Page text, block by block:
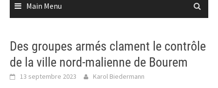
Main Menu
Des groupes armés clament le contrôle
de la ville nord-malienne de Bourem
13 septembre 2023 Karol Biedermann